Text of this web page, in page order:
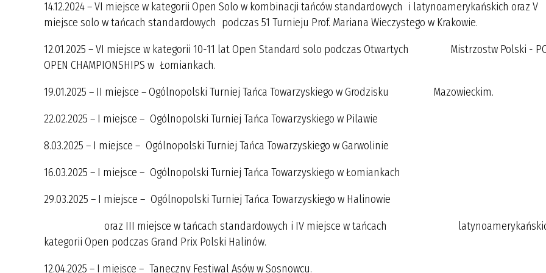
14.12.2024 – VI miejsce w kategorii Open Solo w kombinacji tańców standardowych i latynoamerykańskich oraz V
miejsce solo w tańcach standardowych podczas 51 Turnieju Prof. Mariana Wieczystego w Krakowie.
12.01.2025 – VI miejsce w kategorii 10-11 lat Open Standard solo podczas Otwartych Mistrzostw Polski -
OPEN CHAMPIONSHIPS w Łomiankach.
19.01.2025 – II miejsce – Ogólnopolski Turniej Tańca Towarzyskiego w Grodzisku Mazowieckim.
22.02.2025 – I miejsce – Ogólnopolski Turniej Tańca Towarzyskiego w Pilawie
8.03.2025 – I miejsce – Ogólnopolski Turniej Tańca Towarzyskiego w Garwolinie
16.03.2025 – I miejsce – Ogólnopolski Turniej Tańca Towarzyskiego w Łomiankach
29.03.2025 – I miejsce – Ogólnopolski Turniej Tańca Towarzyskiego w Halinowie
oraz III miejsce w tańcach standardowych i IV miejsce w tańcach
kategorii Open podczas Grand Prix Polski Halinów.
12.04.2025 – I miejsce – Taneczny Festiwal Asów w Sosnowcu.